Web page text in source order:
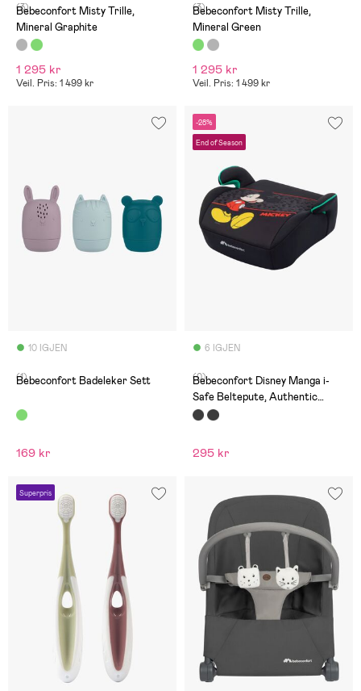
(3)
Bebeconfort Misty Trille,
Mineral Graphite
1 295 kr
Veil. Pris: 1 499 kr
(3)
Bebeconfort Misty Trille,
Mineral Green
1 295 kr
Veil. Pris: 1 499 kr
10 IGJEN
(1)
Bebeconfort Badeleker Sett
169 kr
-28%
End of Season
6 IGJEN
(0)
Bebeconfort Disney Manga i-
Safe Beltepute, Authentic
Mickey
295 kr
Superpris